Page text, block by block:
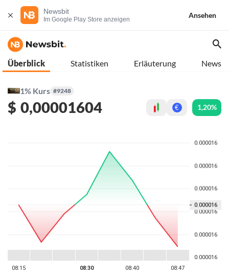
Newsbit
Im Google Play Store anzeigen
Ansehen
Überblick Statistiken Erläuterung News
1% Kurs #9248
$ 0,00001604 € 1,20%